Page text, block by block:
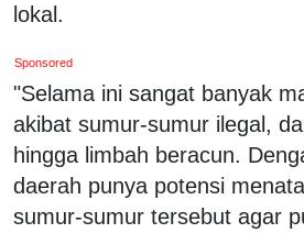
lokal.
Sponsored
"Selama ini sangat banyak
akibat sumur-sumur ilegal,
hingga limbah beracun.
daerah punya potensi
sumur-sumur tersebut agar